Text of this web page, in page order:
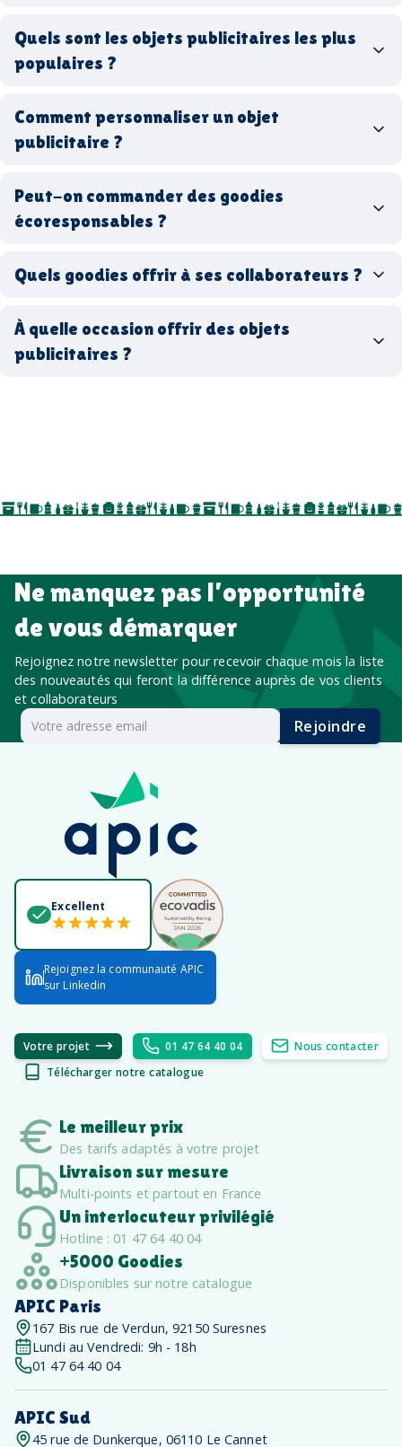
Quels sont les objets publicitaires les plus
populaires ?
stylos personnalisés
tote bags publicitaires
gourdes réutilisables
France Made in Europe goodies hi-tech
Comment personnaliser un objet
publicitaire ?
Peut-on commander des goodies
écoresponsables ?
goodies écologiques
recyclés, fabriqués en France ou en Europe,
biodégradables ou réutilisables
Quels goodies offrir à ses collaborateurs ?
entreprise
goodies utiles au bureau
À quelle occasion offrir des objets
publicitaires ?
salon professionnel
Ne manquez pas l’opportunité
de vous démarquer
Rejoignez notre newsletter pour recevoir chaque mois la liste
des nouveautés qui feront la différence auprès de vos clients
et collaborateurs
Rejoindre
Excellent
Rejoignez la communauté APIC
sur Linkedin
Votre projet 01 47 64 40 04
Nous contacter
Télécharger notre catalogue
Le meilleur prix
Des tarifs adaptés à votre projet
Livraison sur mesure
Multi-points et partout en France
Un interlocuteur privilégié
Hotline : 01 47 64 40 04
+5000 Goodies
Disponibles sur notre catalogue
APIC Paris
167 Bis rue de Verdun, 92150 Suresnes
Lundi au Vendredi: 9h - 18h
01 47 64 40 04
APIC Sud
45 rue de Dunkerque, 06110 Le Cannet